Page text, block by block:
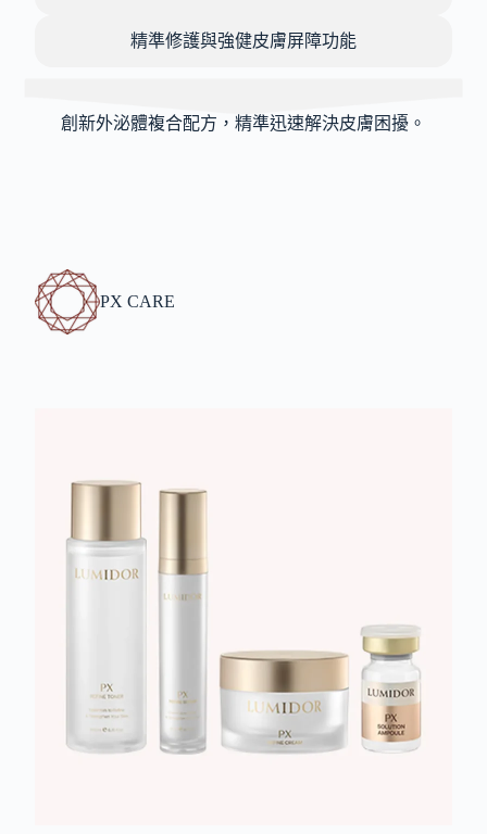
精準修護與強健皮膚屏障功能
創新外泌體複合配方，精準迅速解決皮膚困擾。
PX CARE